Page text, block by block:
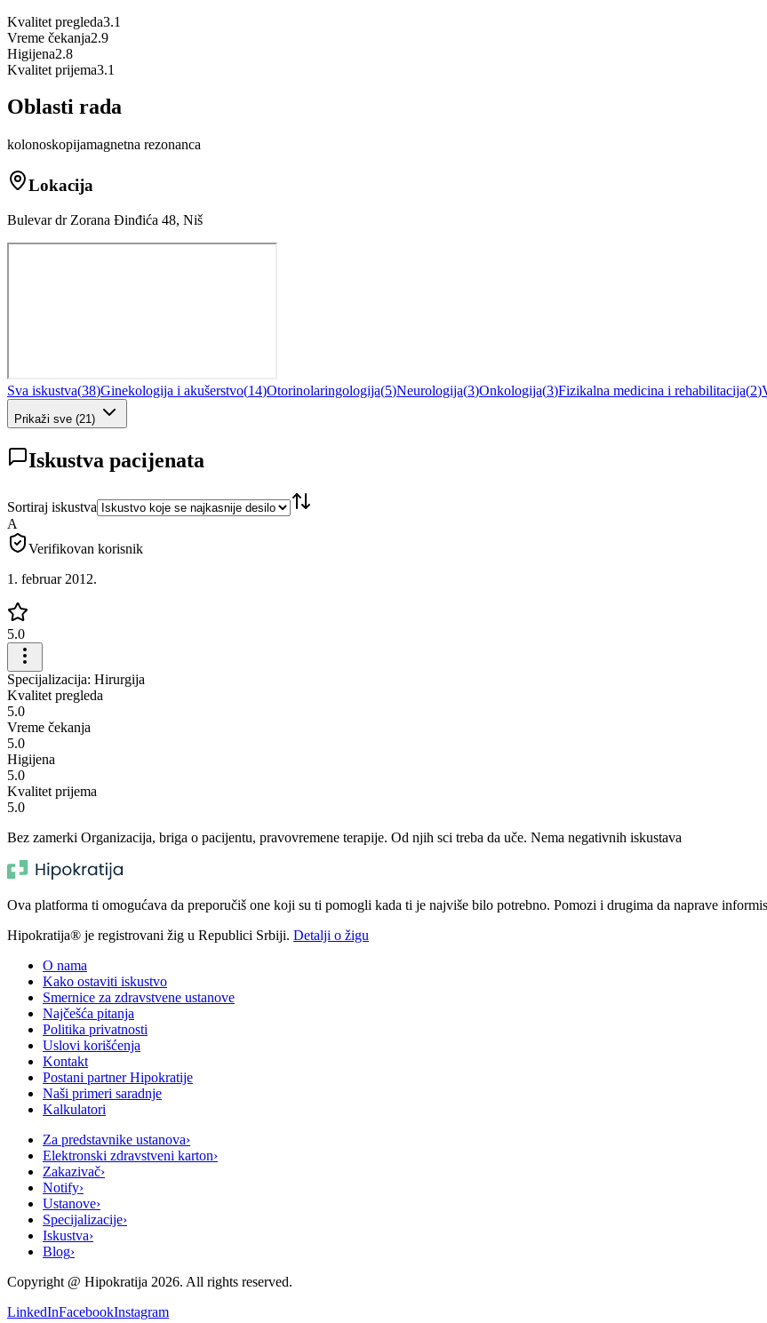
Kvalitet pregleda3.1
Vreme čekanja2.9
Higijena2.8
Kvalitet prijema3.1
Oblasti rada
kolonoskopijamagnetna rezonanca
Lokacija
Bulevar dr Zorana Đinđića 48, Niš
Sva iskustva(38)Ginekologija i akušerstvo(14)Otorinolaringologija(5)Neurologija(3)Onkologija(3)Fizikalna medicina i rehabilitacija(2)
Prikaži sve (21 )
Iskustva pacijenata
Sortiraj iskustva
A
Verifikovan korisnik
1. februar 2012.
5.0
Specijalizacija: Hirurgija
Kvalitet pregleda
5.0
Vreme čekanja
5.0
Higijena
5.0
Kvalitet prijema
5.0
Bez zamerki Organizacija, briga o pacijentu, pravovremene terapije. Od njih sci treba da uče. Nema negativnih iskustava
Ova platforma ti omogućava da preporučiš one koji su ti pomogli kada ti je najviše bilo potrebno. Pomozi i drugima da naprave
Hipokratija® je registrovani žig u Republici Srbiji. Detalji o žigu
O nama
Kako ostaviti iskustvo
Smernice za zdravstvene ustanove
Najčešća pitanja
Politika privatnosti
Uslovi korišćenja
Kontakt
Postani partner Hipokratije
Naši primeri saradnje
Kalkulatori
Za predstavnike ustanova›
Elektronski zdravstveni karton›
Zakazivač›
Notify›
Ustanove›
Specijalizacije›
Iskustva›
Blog›
Copyright @ Hipokratija 2026. All rights reserved.
LinkedInFacebookInstagram